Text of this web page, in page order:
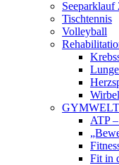
Seeparklauf
Tischtennis
Volleyball
GYMWELT
ATP
Fit in